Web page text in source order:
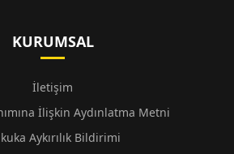
KURUMSAL
İletişim
İlişkin Aydınlatma Metni
Aykırılık Bildirimi